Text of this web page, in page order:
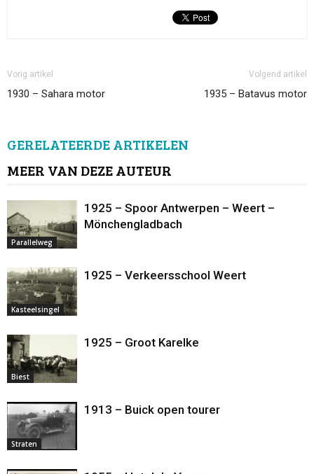
Vorig artikel
1930 – Sahara motor
Volgend artikel
1935 – Batavus motor
GERELATEERDE ARTIKELEN
MEER VAN DEZE AUTEUR
Parallelweg
1925 – Spoor Antwerpen – Weert –
Mönchengladbach
Kasteelsingel
1925 – Verkeersschool Weert
Biest
1925 – Groot Karelke
Straten
1913 – Buick open tourer